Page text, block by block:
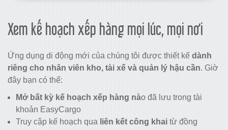
Xem kế hoạch xếp hàng mọi lúc, mọi nơi
Ứng dụng di động mới của chúng tôi được thiết kế dành
riêng cho nhân viên kho, tài xế và quản lý hậu cần. Giờ
đây bạn có thể:
Mở bất kỳ kế hoạch xếp hàng nào đã lưu trong tài
khoản EasyCargo
Truy cập kế hoạch qua liên kết công khai từ đồng